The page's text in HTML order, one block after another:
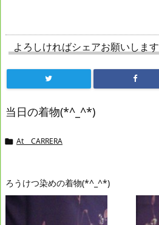
よろしければシェアお願いします
当日の着物(*^_^*)
 At CARRERA
ろうけつ染めの着物(*^_^*)